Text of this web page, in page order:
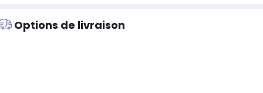
Options de livraison